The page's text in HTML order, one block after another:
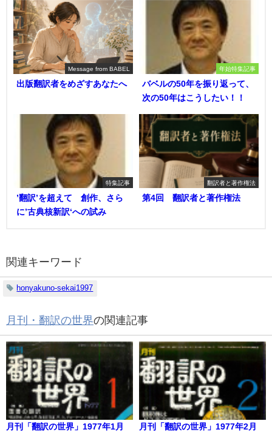
Message from BABEL
出版翻訳者をめざすあなたへ
年始特集記事
バベルの50年を振り返って、
次の50年はこうしたい！！
特集記事
’翻訳’を超えて 創作、さら
に’古典核新訳‘への試み
翻訳者と著作権法
第4回 翻訳者と著作権法
関連キーワード
honyakuno-sekai1997
月刊・翻訳の世界の関連記事
月刊「翻訳の世界」1977年1月 月刊「翻訳の世界」1977年2月